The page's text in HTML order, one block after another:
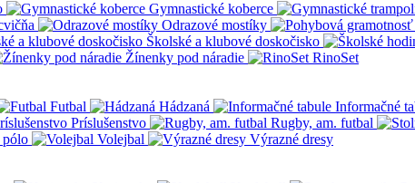
Gymnastické koberce
Odrazové mostíky
Školské a klubové doskočisko
Žínenky pod náradie
RinoSet
Futbal Hádzaná Informačné
Príslušenstvo Rugby, am. futbal
pólo Volejbal
Výrazné dresy